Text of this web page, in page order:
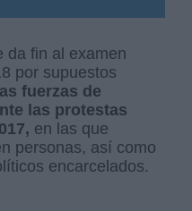
da fin al examen
por supuestos
fuerzas de
las protestas
en las que
personas, así como
encarcelados.